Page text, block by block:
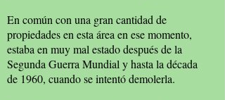
En común con una gran cantidad de
propiedades en esta área en ese momento,
estaba en muy mal estado después de la
Segunda Guerra Mundial y hasta la década
de 1960, cuando se intentó demolerla.